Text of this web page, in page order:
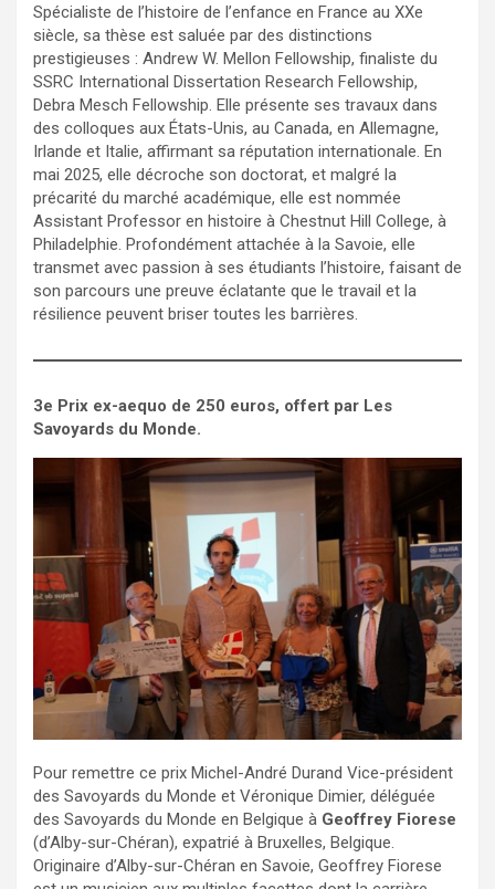
Spécialiste de l’histoire de l’enfance en France au XXe
siècle, sa thèse est saluée par des distinctions
prestigieuses : Andrew W. Mellon Fellowship, finaliste du
SSRC International Dissertation Research Fellowship,
Debra Mesch Fellowship. Elle présente ses travaux dans
des colloques aux États-Unis, au Canada, en Allemagne,
Irlande et Italie, affirmant sa réputation internationale. En
mai 2025, elle décroche son doctorat, et malgré la
précarité du marché académique, elle est nommée
Assistant Professor en histoire à Chestnut Hill College, à
Philadelphie. Profondément attachée à la Savoie, elle
transmet avec passion à ses étudiants l’histoire, faisant de
son parcours une preuve éclatante que le travail et la
résilience peuvent briser toutes les barrières.
3e Prix ex-aequo de 250 euros, offert par Les
Savoyards du Monde.
Pour remettre ce prix Michel-André Durand Vice-président
des Savoyards du Monde et Véronique Dimier, déléguée
des Savoyards du Monde en Belgique à Geoffrey Fiorese
(d’Alby-sur-Chéran), expatrié à Bruxelles, Belgique.
Originaire d’Alby-sur-Chéran en Savoie, Geoffrey Fiorese